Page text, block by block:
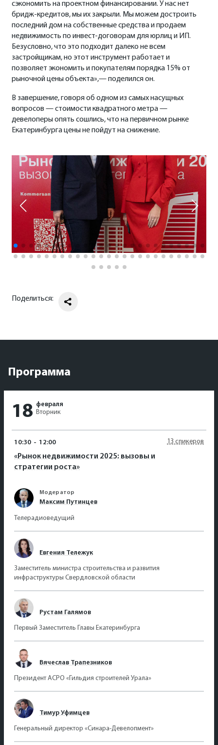
сэкономить на проектном финансировании. У нас нет
бридж-кредитов, мы их закрыли. Мы можем достроить
последний дом на собственные средства и продаем
недвижимость по инвест-договорам для юрлиц и ИП.
Безусловно, что это подходит далеко не всем
застройщикам, но этот инструмент работает и
позволяет экономить и покупателям порядка 15% от
рыночной цены объекта»,— поделился он.
В завершение, говоря об одном из самых насущных
вопросов — стоимости квадратного метра —
девелоперы опять сошлись, что на первичном рынке
Екатеринбурга цены не пойдут на снижение.
Поделиться:
Программа
18 февраля
Вторник
10:30 - 12:00
«Рынок недвижимости 2025: вызовы и
стратегии роста»
13 спикеров
Модератор
Максим Путинцев
Телерадиоведущий
Евгения Тележук
Заместитель министра строительства и развития
инфраструктуры Свердловской области
Рустам Галямов
Первый Заместитель Главы Екатеринбурга
Вячеслав Трапезников
Президент АСРО «Гильдия строителей Урала»
Тимур Уфимцев
Генеральный директор «Синара-Девелопмент»